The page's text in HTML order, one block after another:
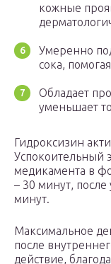
кожные
Умеренно
сока,
Обладает
уменьшает
Гидроксизин
Успокоительный
медикамента в
– 30 минут,
минут.
Максимальное
после
действие,